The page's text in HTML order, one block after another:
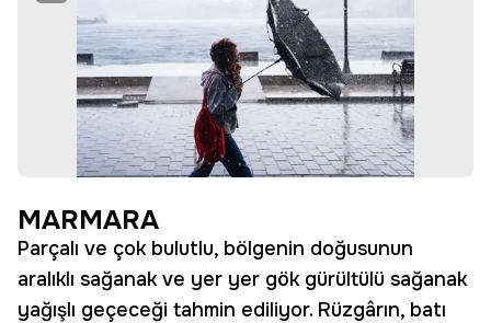
MARMARA
Parçalı ve çok bulutlu, bölgenin doğusunun
aralıklı sağanak ve yer yer gök gürültülü sağanak
yağışlı geçeceği tahmin ediliyor. Rüzgârın, batı